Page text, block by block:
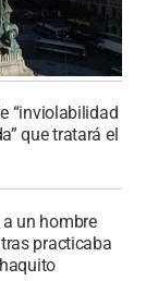
“inviolabilidad
que tratará el
un hombre
practicaba